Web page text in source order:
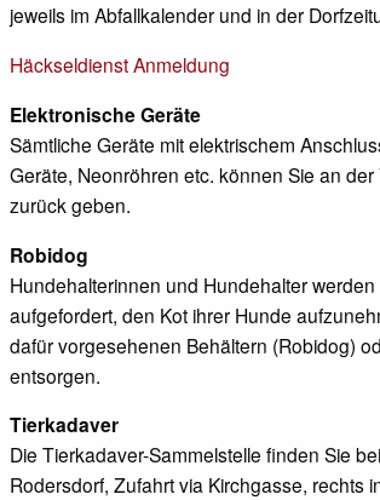
jeweils im Abfallkalender und in der
Häckseldienst Anmeldung
Elektronische Geräte
Sämtliche Geräte mit elektrischem
Geräte, Neonröhren etc. können Sie an der
zurück geben.
Robidog
Hundehalterinnen und Hundehalter werden
aufgefordert, den Kot ihrer Hunde
dafür vorgesehenen Behältern (Robidog)
entsorgen.
Tierkadaver
Die Tierkadaver-Sammelstelle finden Sie
Rodersdorf, Zufahrt via Kirchgasse, rechts